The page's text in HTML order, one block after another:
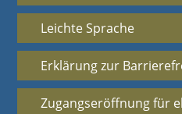
Leichte Sprache
Erklärung zur
Zugangseröffnung für